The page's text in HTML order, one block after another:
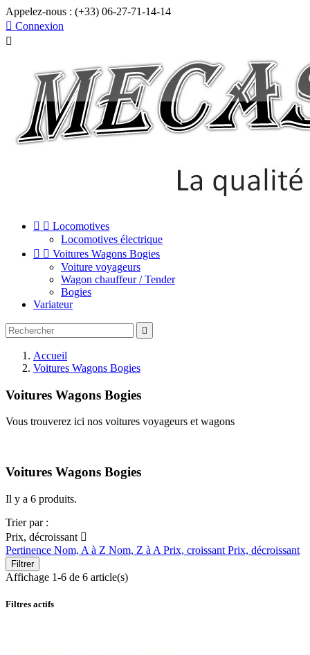
Appelez-nous : (+33) 06-27-71-14-14
 Connexion

  Locomotives
Locomotives électrique
  Voitures Wagons Bogies
Voiture voyageurs
Wagon chauffeur / Tender
Bogies
Variateur

Accueil
Voitures Wagons Bogies
Voitures Wagons Bogies
Vous trouverez ici nos voitures voyageurs et wagons
Voitures Wagons Bogies
Il y a 6 produits.
Trier par :
Prix, décroissant 
Pertinence Nom, A à Z Nom, Z à A Prix, croissant Prix, décroissant
Filtrer
Affichage 1-6 de 6 article(s)
Filtres actifs